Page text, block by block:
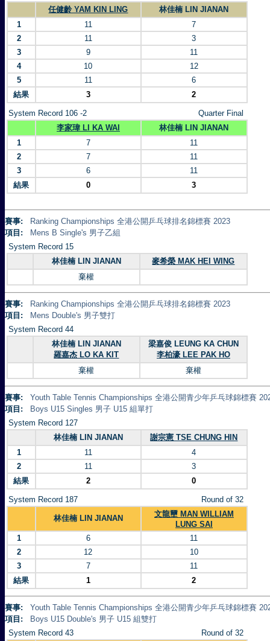
任健齡 YAM KIN LING
林佳楠 LIN JIANAN
1
11
7
2
11
3
3
9
11
4
10
12
5
11
6
結果
3 2
System Record 106 -2
Quarter Final
李家瑋 LI KA WAI
林佳楠 LIN JIANAN
1
7
11
2
7
11
3
6
11
結果
0 3
賽事:
Ranking Championships 全港公開乒乓球排名錦標賽 2023
項目:
Mens B Single's 男子乙組
System Record 15
林佳楠 LIN JIANAN
麥希榮 MAK HEI WING
棄權
賽事:
Ranking Championships 全港公開乒乓球排名錦標賽 2023
項目:
Mens Double's 男子雙打
System Record 44
林佳楠 LIN JIANAN
羅嘉杰 LO KA KIT
梁嘉俊 LEUNG KA CHUN
李柏濠 LEE PAK HO
棄權
棄權
賽事:
Youth Table Tennis Championships 全港公開青少年乒乓球錦標賽
項目:
Boys U15 Singles 男子 U15 組單打
System Record 127
林佳楠 LIN JIANAN
謝宗憲 TSE CHUNG HIN
1
11
4
2
11
3
結果
2 0
System Record 187 Round of 32
林佳楠 LIN JIANAN
文龍壐 MAN WILLIAM
LUNG SAI
1
6
11
2
12
10
3
7
11
結果
1 2
賽事:
Youth Table Tennis Championships 全港公開青少年乒乓球錦標賽
項目:
Boys U15 Double's 男子 U15 組雙打
System Record 43
Round of 32